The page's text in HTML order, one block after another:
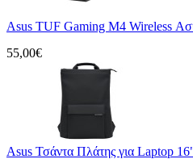
Asus TUF Gaming M4 Wireless
55,00€
Asus Τσάντα Πλάτης για Laptop